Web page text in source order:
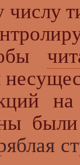
были